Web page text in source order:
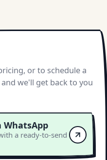
or to schedule a
we'll get back to you
WhatsApp
a ready-to-send